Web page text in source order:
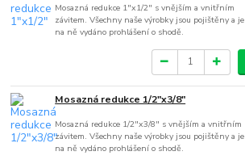
Mosazná redukce 1"x1/2" s vnějším a vnitřním
závitem. Všechny naše výrobky jsou pojištěny a je
na ně vydáno prohlášení o shodě.
Mosazná redukce 1/2"x3/8"
Mosazná redukce 1/2"x3/8" s vnějším a vnitřním
závitem. Všechny naše výrobky jsou pojištěny a je
na ně vydáno prohlášení o shodě.